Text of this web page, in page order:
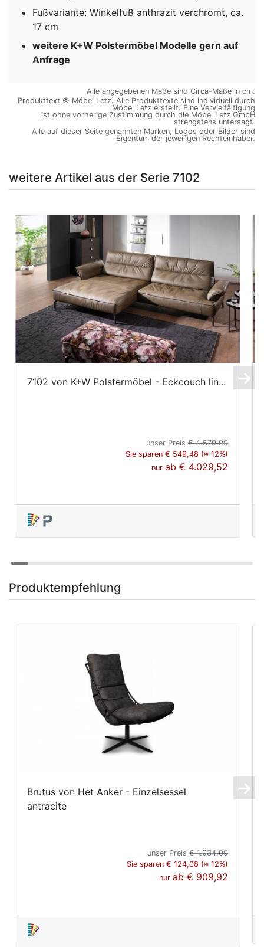
Fußvariante: Winkelfuß anthrazit verchromt, ca.
17 cm
weitere K+W Polstermöbel Modelle gern auf
Anfrage
Alle angegebenen Maße sind Circa-Maße in cm.
Produkttext © Möbel Letz. Alle Produkttexte sind individuell durch
Möbel Letz erstellt. Eine Vervielfältigung
ist ohne vorherige Zustimmung durch die Möbel Letz GmbH
strengstens untersagt.
Alle auf dieser Seite genannten Marken, Logos oder Bilder sind
Eigentum der jeweiligen Rechteinhaber.
weitere Artikel aus der Serie 7102
7102 von K+W Polstermöbel - Eckcouch lin...
unser Preis€ 4.579,00
Sie sparen € 549,48 (≈ 12%)
nurab€ 4.029,52
Produktempfehlung
Brutus von Het Anker - Einzelsessel
antracite
unser Preis€ 1.034,00
Sie sparen € 124,08 (≈ 12%)
nurab€ 909,92